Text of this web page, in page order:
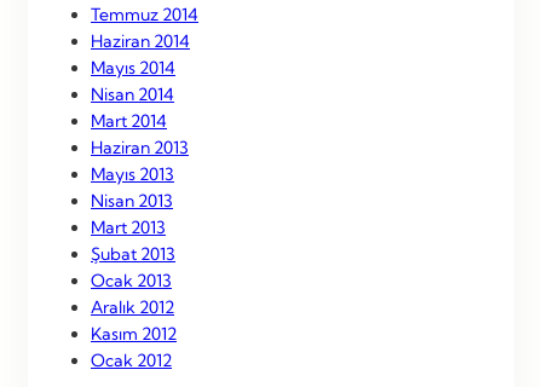
Temmuz 2014
Haziran 2014
Mayıs 2014
Nisan 2014
Mart 2014
Haziran 2013
Mayıs 2013
Nisan 2013
Mart 2013
Şubat 2013
Ocak 2013
Aralık 2012
Kasım 2012
Ocak 2012